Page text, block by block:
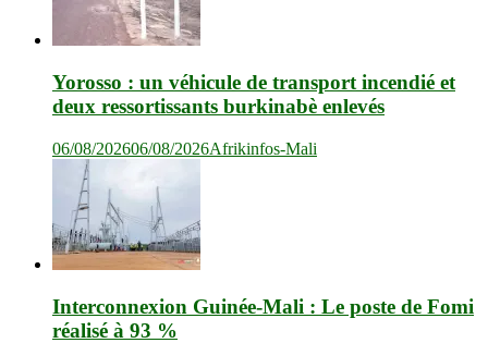
Yorosso : un véhicule de transport incendié et
deux ressortissants burkinabè enlevés
06/08/202606/08/2026Afrikinfos-Mali
Interconnexion Guinée-Mali : Le poste de Fomi
réalisé à 93 %